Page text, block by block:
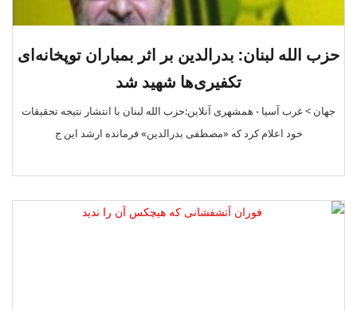
حزب الله لبنان: بدرالدین بر اثر بمباران توپخانه‌ای
تکفیری‌ها شهید شد
جهان > غرب آسیا - همشهری آنلاین:حزب الله لبنان با انتشار نتیجه تحقیقات
خود اعلام کرد که «مصطفی بدرالدین» فرمانده ارشد این ج